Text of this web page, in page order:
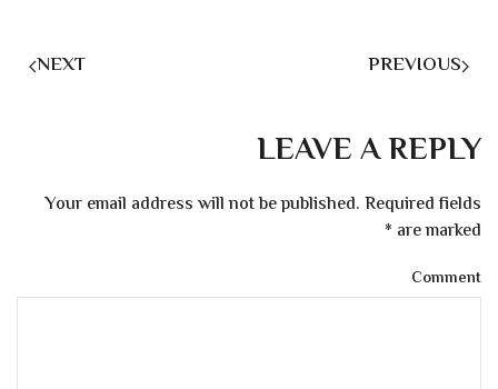
PREVIOUS
NEXT
LEAVE A REPLY
Your email address will not be published. Required fields
are marked
*
Comment